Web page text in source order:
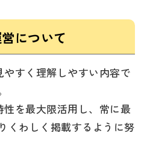
について
すく理解しやすい内容で
を最大限活用し、常に最
くわしく掲載するように努